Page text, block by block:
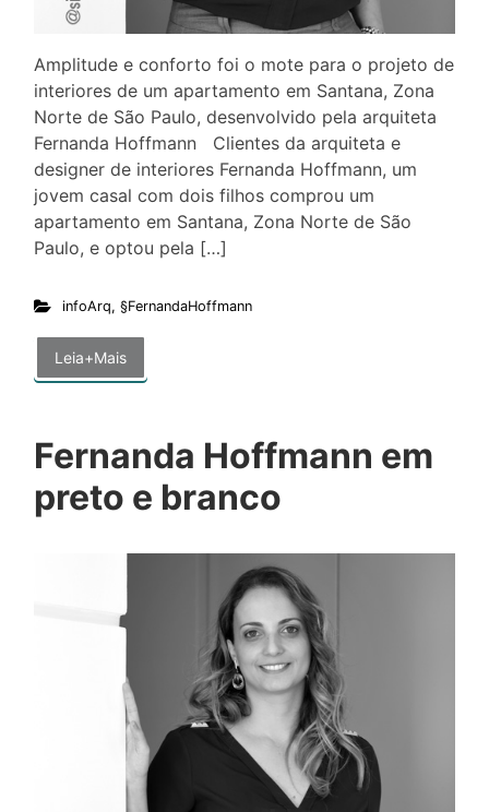
Amplitude e conforto foi o mote para o projeto de
interiores de um apartamento em Santana, Zona
Norte de São Paulo, desenvolvido pela arquiteta
Fernanda Hoffmann Clientes da arquiteta e
designer de interiores Fernanda Hoffmann, um
jovem casal com dois filhos comprou um
apartamento em Santana, Zona Norte de São
Paulo, e optou pela […]
infoArq, §FernandaHoffmann
Leia+Mais
Fernanda Hoffmann em
preto e branco